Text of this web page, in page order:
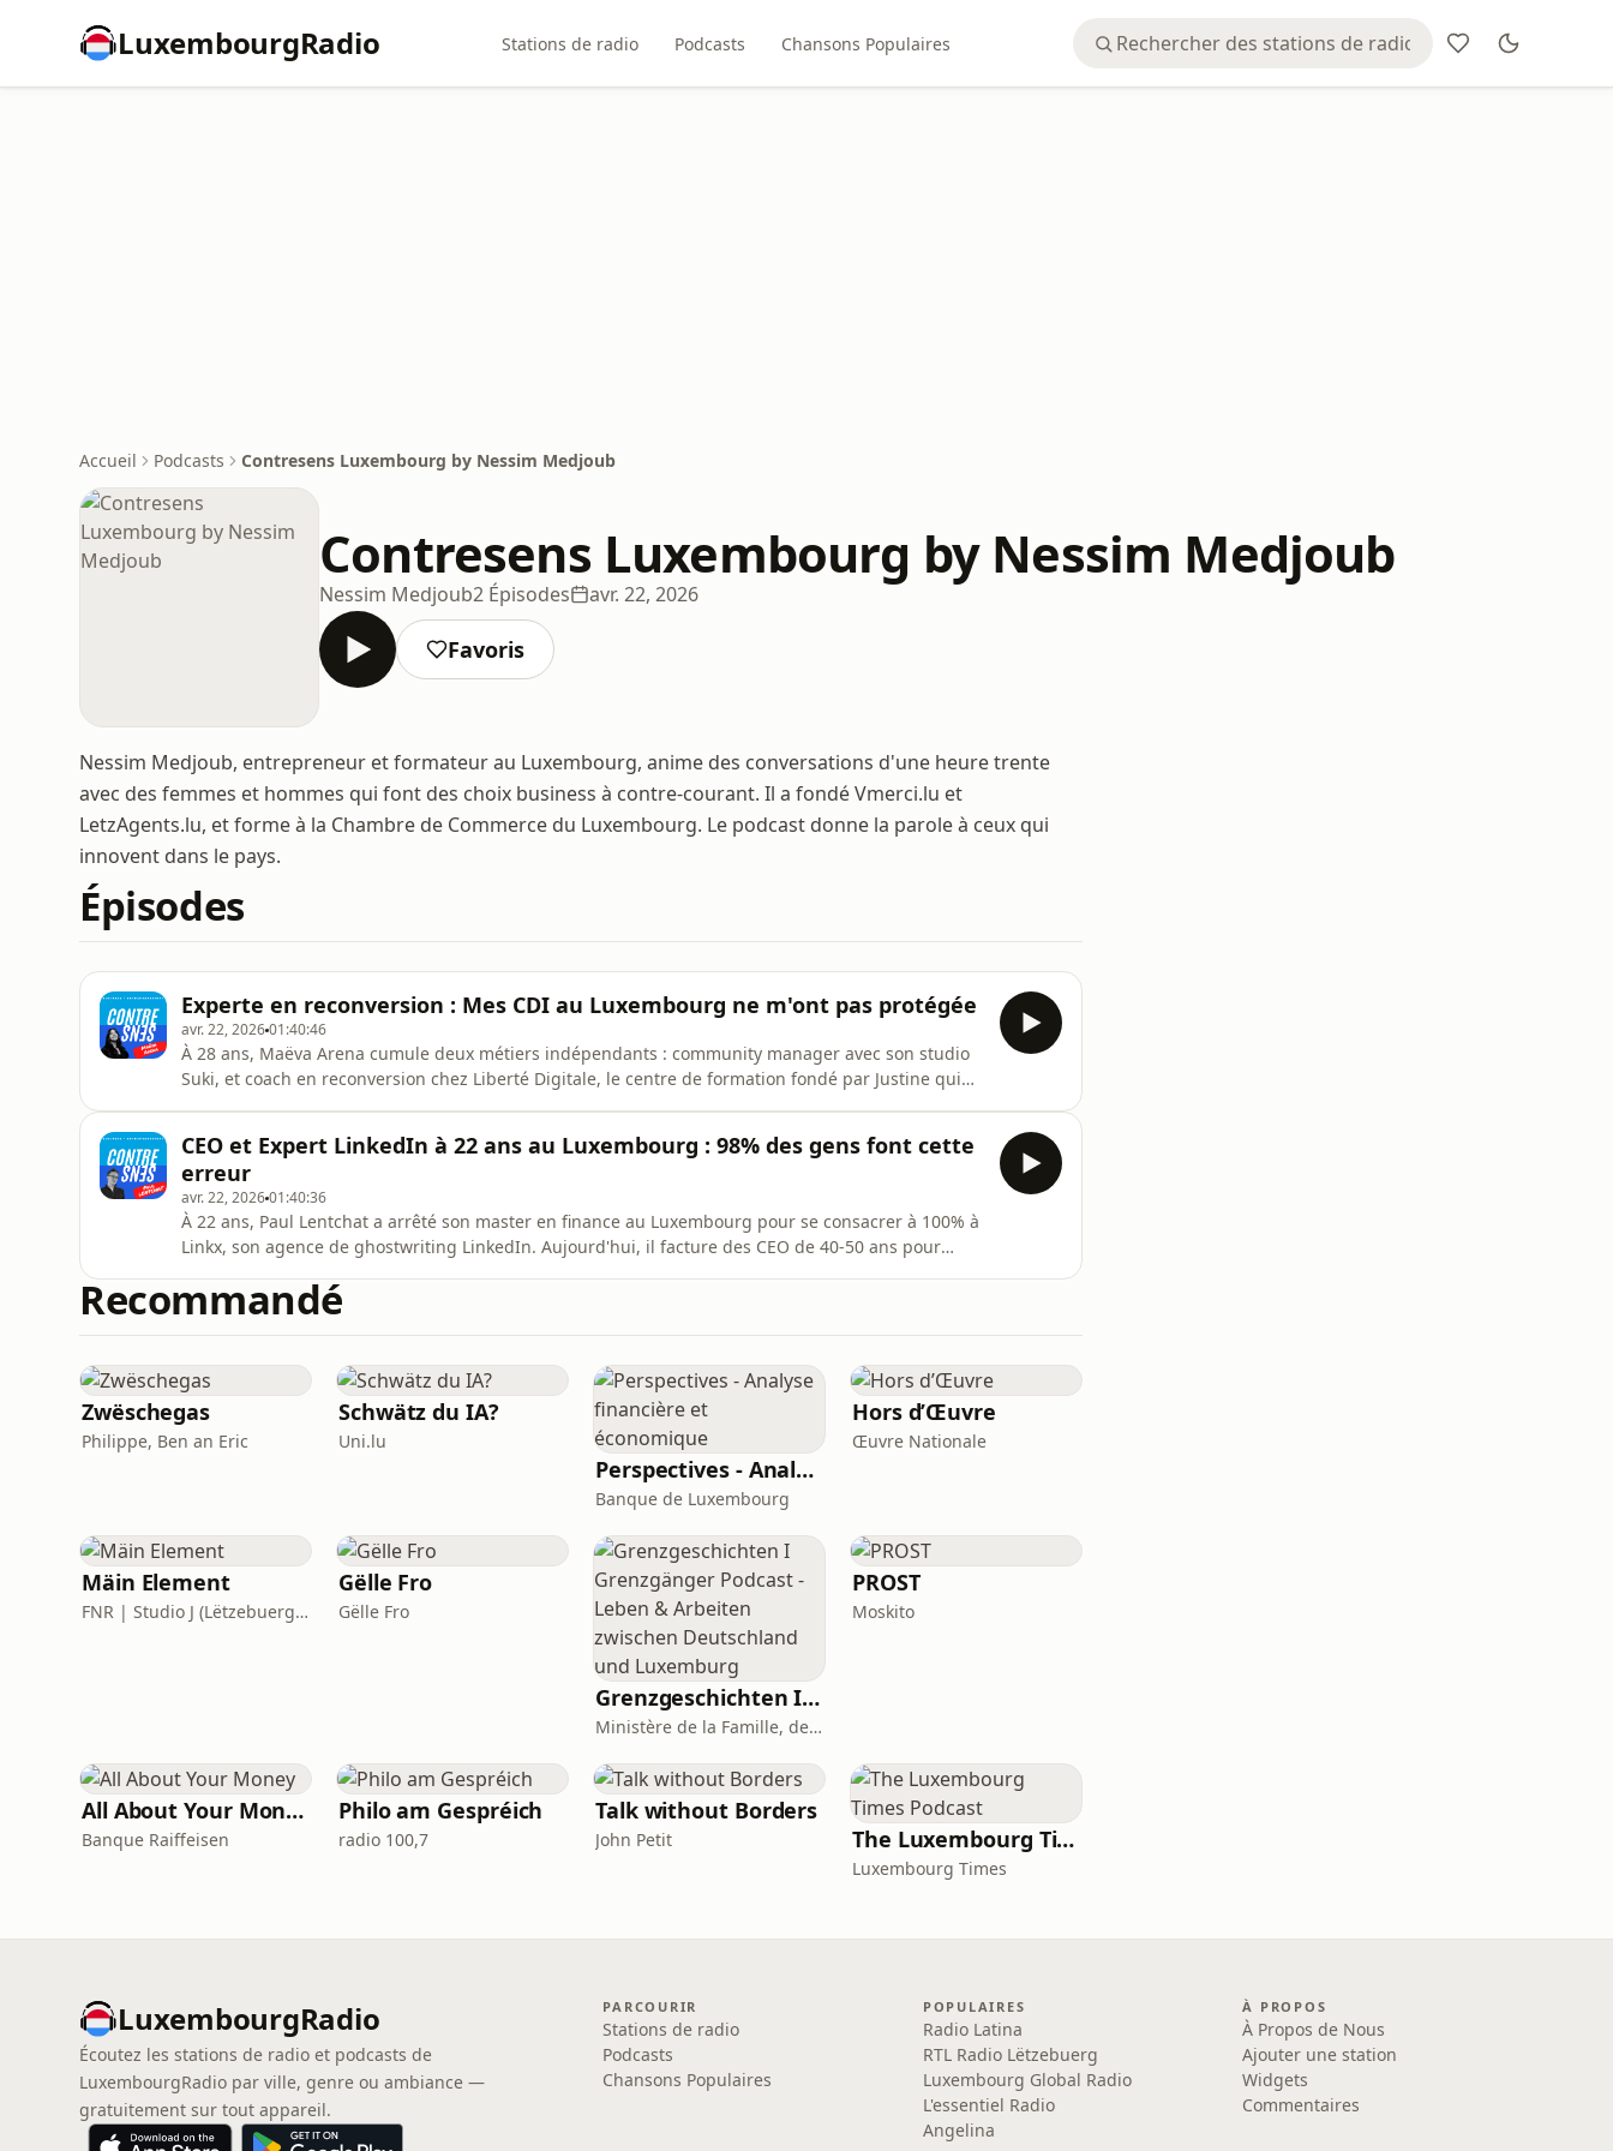
LuxembourgRadio Stations de radio Podcasts Chansons Populaires
Accueil Podcasts Contresens Luxembourg by Nessim Medjoub
Contresens Luxembourg by Nessim Medjoub
Nessim Medjoub2 Épisodes avr. 22, 2026
Favoris
Nessim Medjoub, entrepreneur et formateur au Luxembourg, anime des conversations d'une heure trente
avec des femmes et hommes qui font des choix business à contre-courant. Il a fondé Vmerci.lu et
LetzAgents.lu, et forme à la Chambre de Commerce du Luxembourg. Le podcast donne la parole à ceux qui
innovent dans le pays.
Épisodes
Experte en reconversion : Mes CDI au Luxembourg ne m'ont pas protégée
avr. 22, 202601:40:46
À 28 ans, Maëva Arena cumule deux métiers indépendants : community manager avec son studio
Suki, et coach en reconversion chez Liberté Digitale, le centre de formation fondé par Justine qui
l&#39;indépendance !Maëva est
CEO et Expert LinkedIn à 22 ans au Luxembourg : 98% des gens font cette
erreur
avr. 22, 202601:40:36
À 22 ans, Paul Lentchat a arrêté son master en finance au Luxembourg pour se consacrer à 100% à
Linkx, son agence de ghostwriting LinkedIn. Aujourd'hui, il facture des CEO de 40-50 ans pour
2026 !Paul Lentchat est CEO et co-fondateur de Linkx, une agence de communication spécialisée
sur LinkedIn au Lu
Recommandé
Zwëschegas
Philippe, Ben an Eric
Schwätz du IA?
Uni.lu
Perspectives - Analyse financière et économique
Banque de Luxembourg
Hors d’Œuvre
Œuvre Nationale
Mäin Element
FNR | Studio J (Lëtzebuerger Journal)
Gëlle Fro
Gëlle Fro
Grenzgeschichten I Grenzgänger Podcast - Leben & Arbeiten zwischen Deutschland und Luxemburg
Ministère de la Famille, des Solidarités, du Vivre ensemble et de l’Accueil Podcasts
PROST
Moskito
All About Your Money
Banque Raiffeisen
Philo am Gespréich
radio 100,7
Talk without Borders
John Petit The Luxembourg Times Podcast
Luxembourg Times
LuxembourgRadio
Écoutez les stations de radio et podcasts de
LuxembourgRadio par ville, genre ou ambiance —
gratuitement sur tout appareil.
PARCOURIR
Stations de radio
Podcasts
Chansons Populaires
POPULAIRES
Radio Latina
RTL Radio Lëtzebuerg
Luxembourg Global Radio
L'essentiel Radio
Angelina
À PROPOS
À Propos de Nous
Ajouter une station
Widgets
Commentaires